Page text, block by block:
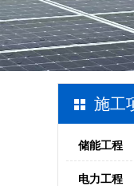
施工
储能工程
电力工程